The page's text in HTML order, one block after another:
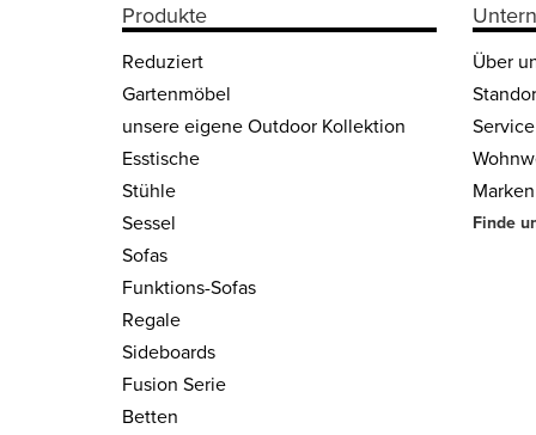
Produkte
Reduziert
Gartenmöbel
unsere eigene Outdoor Kollektion
Esstische
Stühle
Sessel
Sofas
Funktions-Sofas
Regale
Side­boards
Fusion Serie
Betten
Über
Marken
Finde